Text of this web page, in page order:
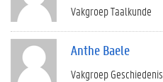
Vakgroep Taalkunde
Anthe Baele
Vakgroep Geschiedenis